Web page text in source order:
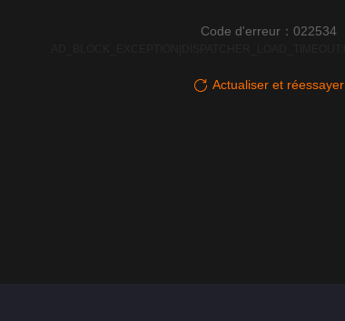
Code d'erreur：022534
Actualiser et réessayer